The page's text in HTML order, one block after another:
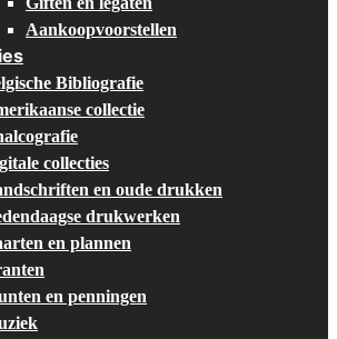
Aankoopvoorstellen
Bibliografie
collectie
collecties
en oude drukken
drukwerken
en plannen
en penningen